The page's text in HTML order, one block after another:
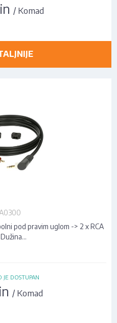
/ Komad
pod pravim uglom -> 2 x RCA
JE DOSTUPAN
/ Komad